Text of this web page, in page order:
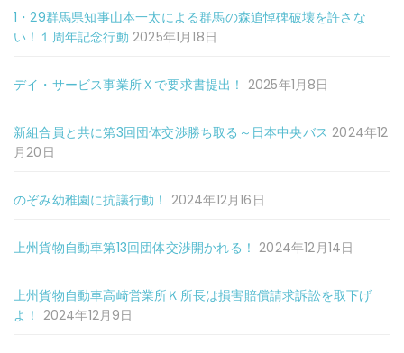
1・29群馬県知事山本一太による群馬の森追悼碑破壊を許さな
い！１周年記念行動 2025年1月18日
デイ・サービス事業所Ｘで要求書提出！ 2025年1月8日
新組合員と共に第3回団体交渉勝ち取る～日本中央バス 2024年12
月20日
のぞみ幼稚園に抗議行動！ 2024年12月16日
上州貨物自動車第13回団体交渉開かれる！ 2024年12月14日
上州貨物自動車高崎営業所Ｋ所長は損害賠償請求訴訟を取下げ
よ！ 2024年12月9日